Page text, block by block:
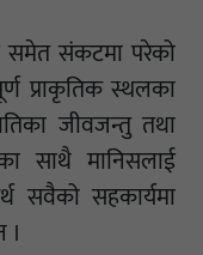
समेत संकटमा परेको
प्राकृतिक स्थलका
जीवजन्तु तथा
साथै मानिसलाई
सवैको सहकार्यमा
।